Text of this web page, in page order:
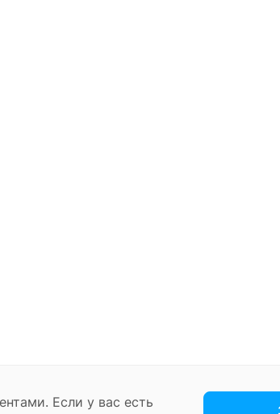
Если у вас есть